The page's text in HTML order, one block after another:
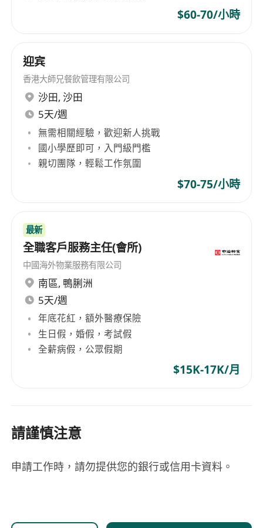
$60-70/小時
迎宾
香港大師兄餐飲管理有限公司
沙田, 沙田
5天/週
無需相關經驗，歡迎新人挑戰
國小學歷即可，入門級門檻
親切團隊，輕鬆工作氛圍
$70-75/小時
最新
全職客戶服務主任(會所)
中國海外物業服務有限公司
南區, 鴨脷洲
5天/週
年底花紅，額外醫療保險
生日假，婚假，考試假
全薪病假，公眾假期
$15K-17K/月
請謹慎注意
申請工作時，請勿提供您的銀行或信用卡資料。